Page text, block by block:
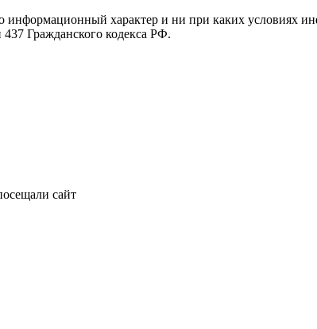
информационный характер и ни при каких условиях
Гражданского кодекса РФ.
сайт